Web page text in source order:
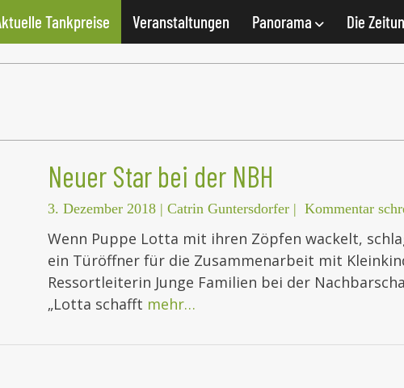
Tankpreise Veranstaltungen Panorama Die
Neuer Star bei der NBH
3. Dezember 2018 | Catrin Guntersdorfer | Kommentar
Wenn Puppe Lotta mit ihren Zöpfen wackelt,
ein Türöffner für die Zusammenarbeit mit
Ressortleiterin Junge Familien bei der
„Lotta schafft mehr…